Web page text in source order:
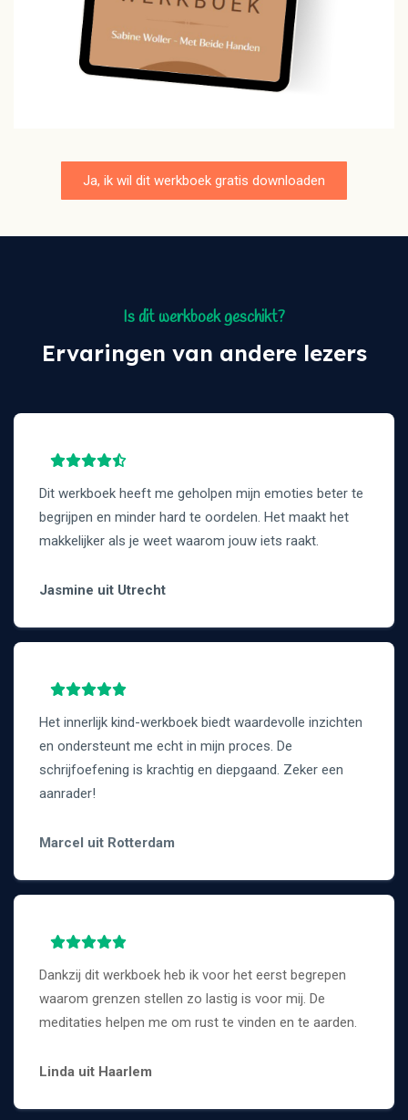
Ja, ik wil dit werkboek gratis downloaden
Is dit werkboek geschikt?
Ervaringen van andere lezers
Dit werkboek heeft me geholpen mijn emoties beter te
begrijpen en minder hard te oordelen. Het maakt het
makkelijker als je weet waarom jouw iets raakt.
Jasmine uit Utrecht
Het innerlijk kind-werkboek biedt waardevolle inzichten
en ondersteunt me echt in mijn proces. De
schrijfoefening is krachtig en diepgaand. Zeker een
aanrader!
Marcel uit Rotterdam
Dankzij dit werkboek heb ik voor het eerst begrepen
waarom grenzen stellen zo lastig is voor mij. De
meditaties helpen me om rust te vinden en te aarden.
Linda uit Haarlem